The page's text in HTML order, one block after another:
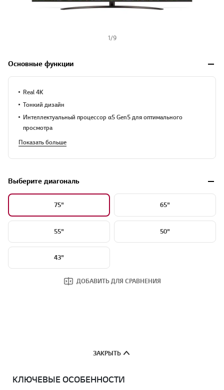
1/9
Основные функции
Real 4K
Тонкий дизайн
Интеллектуальный процессор α5 Gen5 для оптимального
просмотра
Показать больше
Выберите диагональ
75" 65"
55" 50"
43"
ДОБАВИТЬ ДЛЯ СРАВНЕНИЯ
ЗАКРЫТЬ
КЛЮЧЕВЫЕ ОСОБЕННОСТИ